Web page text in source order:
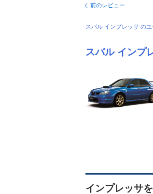
前のレビュー
スバル インプレッサ の
スバル インプ
インプレッサ